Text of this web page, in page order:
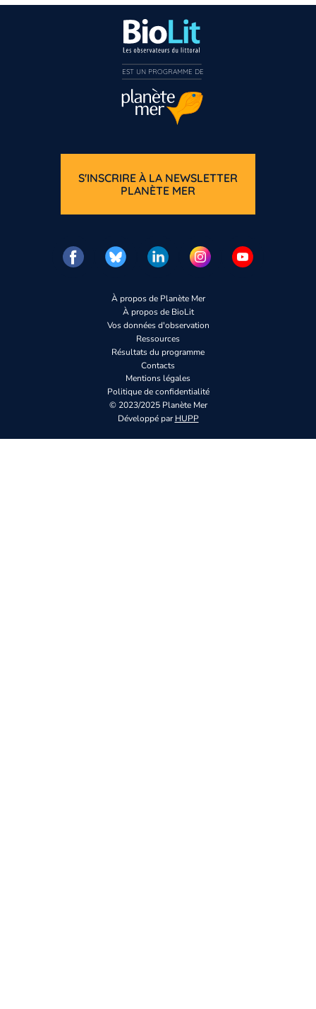
À propos de Planète Mer
À propos de BioLit
Vos données d'observation
Ressources
Résultats du programme
Contacts
Mentions légales
Politique de confidentialité
© 2023/2025 Planète Mer
Développé parHUPP
S'INSCRIRE À LA NEWSLETTER
PLANÈTE MER